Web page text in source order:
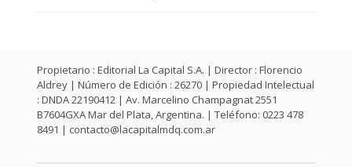
Propietario : Editorial La Capital S.A. | Director : Florencio
Aldrey | Número de Edición : 26270 | Propiedad Intelectual
: DNDA 22190412 | Av. Marcelino Champagnat 2551
B7604GXA Mar del Plata, Argentina. | Teléfono: 0223 478
8491 | contacto@lacapitalmdq.com.ar